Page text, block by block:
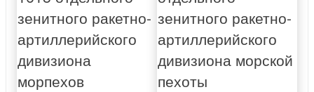
зенитного ракетно-
артиллерийского
дивизиона
морпехов
зенитного ракетно-
артиллерийского
дивизиона морской
пехоты